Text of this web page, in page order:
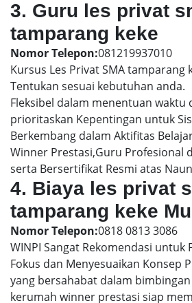
3. Guru les privat
tamparang keke
Nomor Telepon:081219937010
Kursus Les Privat SMA tamparang
Tentukan sesuai kebutuhan anda.
Fleksibel dalam menentuan waktu
prioritaskan Kepentingan untuk
Berkembang dalam Aktifitas
Winner Prestasi,Guru Profesional
serta Bersertifikat Resmi atas
4. Biaya les privat
tamparang keke
Nomor Telepon:0818 0813 3086
WINPI Sangat Rekomendasi untuk
Fokus dan Menyesuaikan Konsep
yang bersahabat dalam
kerumah winner prestasi siap